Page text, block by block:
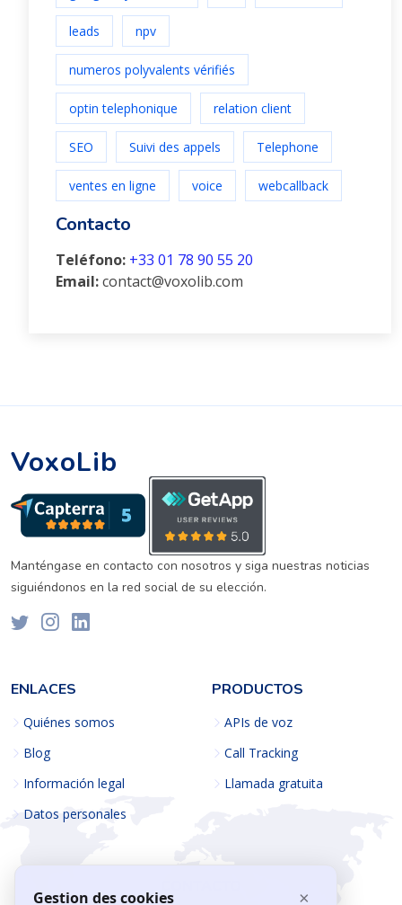
leads npv
numeros polyvalents vérifiés
optin telephonique relation client
SEO Suivi des appels Telephone
ventes en ligne voice webcallback
Contacto
Teléfono: +33 01 78 90 55 20
Email:contact@voxolib.com
VoxoLib
Manténgase en contacto con nosotros y siga nuestras noticias
siguiéndonos en la red social de su elección.
ENLACES
Quiénes somos
Blog
Información legal
Datos personales
PRODUCTOS
APIs de voz
Call Tracking
Llamada gratuita